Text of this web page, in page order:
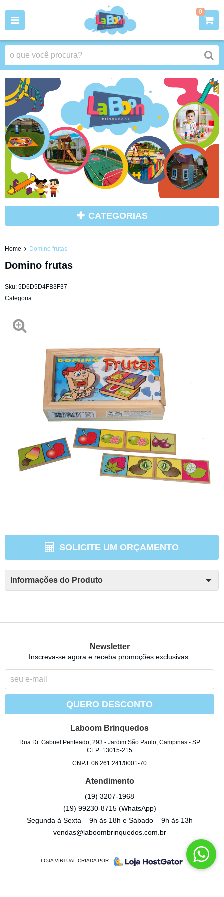
0
CATEGORIAS
Home Domino frutas
Domino frutas
Sku: 5D6D5D4FB3F37
Categoria:
SOLICITE UM ORÇAMENTO
Informações do Produto
Newsletter
Inscreva-se agora e receba promoções exclusivas.
QUERO DESCONTO
Laboom Brinquedos
Rua Dr. Gabriel Penteado, 293- Jardim São Paulo, Campinas- SP
CEP: 13015-215
CNPJ: 06.261.241/0001-70
Atendimento
(19) 3207-1968
(19) 99230-8715 (WhatsApp)
Segunda à Sexta – 9h às 18h e Sábado – 9h às 13h
vendas@laboombrinquedos.com.br
LOJA VIRTUAL CRIADA POR